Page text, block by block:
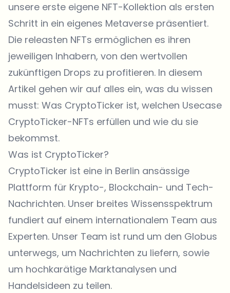
unsere erste eigene NFT-Kollektion als ersten
Schritt in ein eigenes Metaverse präsentiert.
Die releasten NFTs ermöglichen es ihren
jeweiligen Inhabern, von den wertvollen
zukünftigen Drops zu profitieren. In diesem
Artikel gehen wir auf alles ein, was du wissen
musst: Was CryptoTicker ist, welchen Usecase
CryptoTicker-NFTs erfüllen und wie du sie
bekommst.
Was ist CryptoTicker?
CryptoTicker ist eine in Berlin ansässige
Plattform für Krypto-, Blockchain- und Tech-
Nachrichten. Unser breites Wissensspektrum
fundiert auf einem internationalem Team aus
Experten. Unser Team ist rund um den Globus
unterwegs, um Nachrichten zu liefern, sowie
um hochkarätige Marktanalysen und
Handelsideen zu teilen.